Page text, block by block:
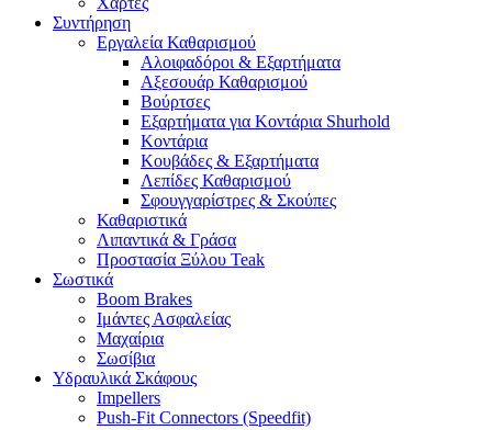
Συντήρηση
Εργαλεία Καθαρισμού
Αλοιφαδόροι & Εξαρτήματα
Αξεσουάρ Καθαρισμού
Βούρτσες
Εξαρτήματα για Κοντάρια Shurhold
Κοντάρια
Κουβάδες & Εξαρτήματα
Λεπίδες Καθαρισμού
Σφουγγαρίστρες & Σκούπες
Καθαριστικά
Λιπαντικά & Γράσα
Προστασία Ξύλου Teak
Σωστικά
Boom Brakes
Ιμάντες Ασφαλείας
Μαχαίρια
Σωσίβια
Υδραυλικά Σκάφους
Impellers
Push-Fit Connectors (Speedfit)